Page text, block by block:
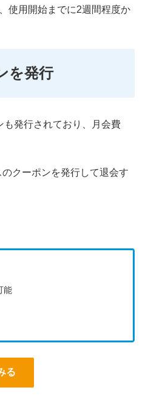
使用開始までに2週間程度か
を発行
発行されており、月会費
クーポンを発行して退会す
能
る